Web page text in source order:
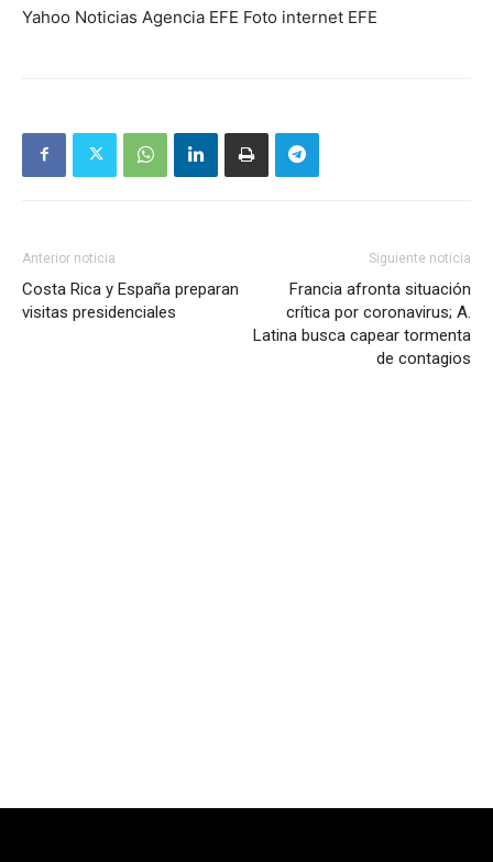
Yahoo Noticias Agencia EFE Foto internet EFE
Anterior noticia
Costa Rica y España preparan
visitas presidenciales
Siguiente noticia
Francia afronta situación
crítica por coronavirus; A.
Latina busca capear tormenta
de contagios